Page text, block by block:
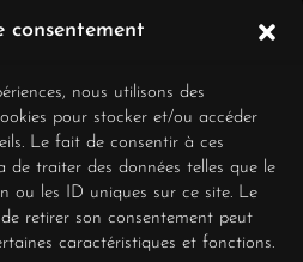
consentement
nous utilisons des
pour stocker et/ou accéder
Le fait de consentir à ces
de traiter des données telles que le
ou les ID uniques sur ce site. Le
retirer son consentement peut
caractéristiques et fonctions.